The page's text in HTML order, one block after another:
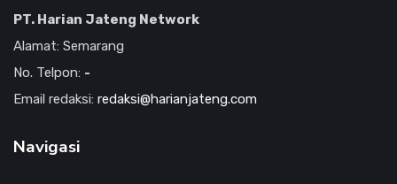
PT. Harian Jateng Network
Alamat: Semarang
No. Telpon: -
Email redaksi: redaksi@harianjateng.com
Navigasi